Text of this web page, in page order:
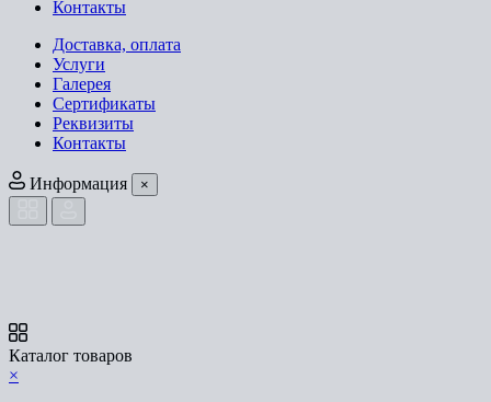
Контакты
Доставка, оплата
Услуги
Галерея
Сертификаты
Реквизиты
Контакты
Информация ×
Каталог товаров
×